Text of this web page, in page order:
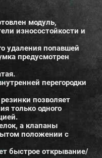
модуль,
износостойкости и
удаления попавшей
предусмотрен
перегородки
позволяет
только одного
а клапаны
положении с
быстрое открывание/